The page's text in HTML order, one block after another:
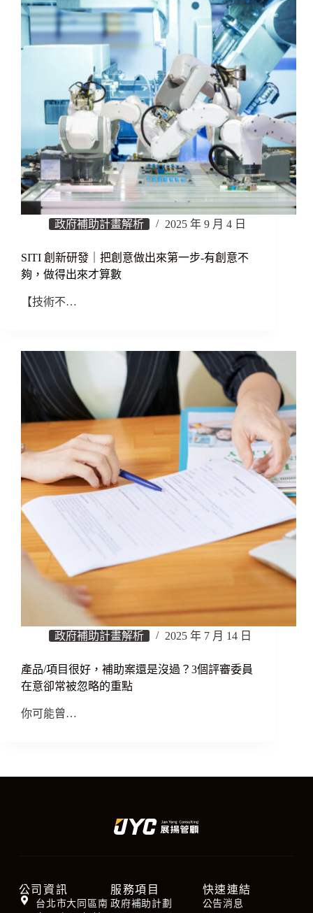
政府補助計畫解析 2025 年 9 月 4 日
SITI 創新研發｜把創意做出來第一步-有創意不
夠，做得出來才算數
【技術不…
政府補助計畫解析 2025 年 7 月 14 日
產品/項目很好，補助案還是沒過？3個評審委員
在意卻常被忽略的重點
你可能曾…
公司資訊
台北市大同區南
服務項目
政府補助計劃
快速連結
公告消息